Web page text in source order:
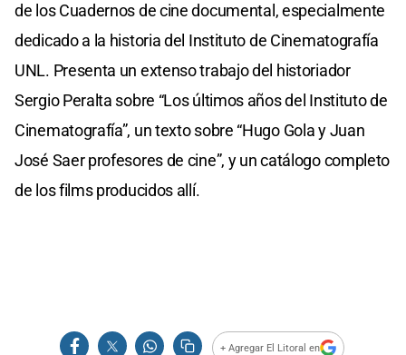
de los Cuadernos de cine documental, especialmente
dedicado a la historia del Instituto de Cinematografía
UNL. Presenta un extenso trabajo del historiador
Sergio Peralta sobre “Los últimos años del Instituto de
Cinematografía”, un texto sobre “Hugo Gola y Juan
José Saer profesores de cine”, y un catálogo completo
de los films producidos allí.
+ Agregar El Litoral en